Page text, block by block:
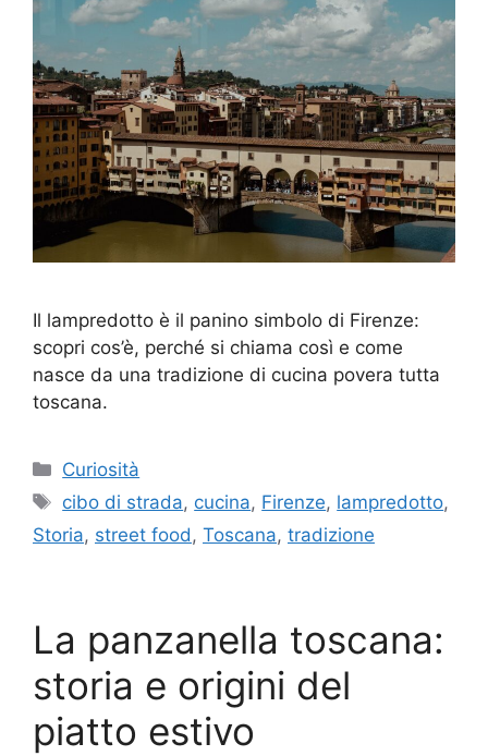
Il lampredotto è il panino simbolo di Firenze:
scopri cos’è, perché si chiama così e come
nasce da una tradizione di cucina povera tutta
toscana.
Categorie
Curiosità
Tag
cibo di strada, cucina, Firenze, lampredotto,
Storia, street food, Toscana, tradizione
La panzanella toscana:
storia e origini del
piatto estivo